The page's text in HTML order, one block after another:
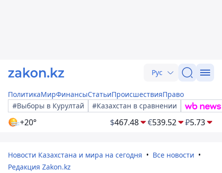
Рус
ПолитикаМирФинансыСтатьиПроисшествияПраво
#Выборы в Курултай
#Казахстан в сравнении
+20° $467.48 €539.52 ₽5.73
Новости Казахстана и мира на сегодня
Все новости
Редакция Zakon.kz